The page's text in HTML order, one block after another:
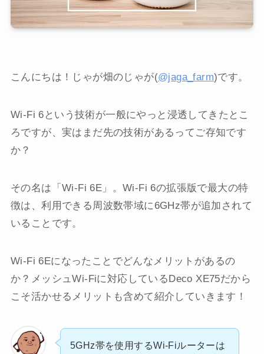
こんにちは！じゃが畑のじゃが(@jaga_farm)です。
Wi-Fi 6という技術が一般にやっと浸透してきたとこ
ろですが、実はまだ先の技術があるってご存知です
か？
その名は「Wi-Fi 6E」。Wi-Fi 6の拡張版で最大の特
徴は、利用できる周波数帯域に6GHz帯が追加されて
いることです。
Wi-Fi 6Eになったことでどんなメリットがあるの
か？メッシュWi-Fiに対応しているDeco XE75だから
こそ活かせるメリットも含めて紹介していきます！
5GHz帯を使用するWi-Fiルーターは